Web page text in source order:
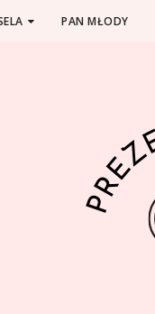
PAN MŁODY